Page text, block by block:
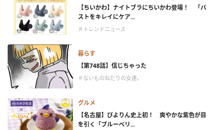
【ちいかわ】ナイトブラにちいかわ登場！ 「バ
ストをキレイにケア...
＃トレンドニュース
暮らす
【第748話】信じちゃった
＃ないものねだりの女達。
グルメ
【名古屋】ぴよりん史上初！ 爽やかな紫色が目
を引く「ブルーベリ...